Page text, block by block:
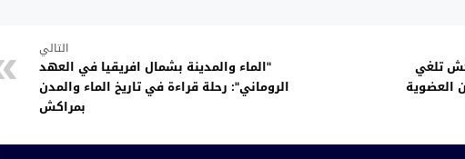
تلغي
العضوية
التالي
"الماء والمدينة بشمال افريقيا في العهد
الروماني": رحلة قراءة في تاريخ الماء والمدن
بمراكش